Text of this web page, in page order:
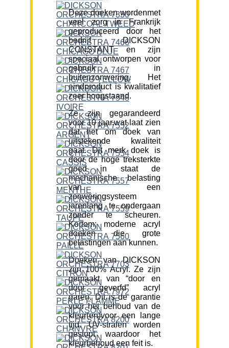
Deze doeken wordenmet
veel zorg in Frankrijk
geproduceerd door het
bedrijf DICKSON
CONSTANT en zijn
speciaal ontworpen voor
gebruik in
buitenzonwering. Het
eindproduct is kwalitatief
zeer hoogstaand.
Ze zijn gegarandeerd
voor 10 jaar,wat laat zien
dat het om doek van
uitstekende kwaliteit
gaat. Dit merk doek is
door de hoge treksterkte
goed in staat de
mechanische belasting
van een
zonweringsysteem
jarenlang te ondergaan
zonder te scheuren.
Kortom; moderne acryl
doeken die grote
belastingen aan kunnen.
Doeken van DICKSON
zijn 100% Acryl. Ze zijn
gemaakt van “door en
door geverfd” acryl
garen. Dit is de garantie
voor het behoud van de
kleur(en)voor een lange
tijd. UV-stralen worden
gestopt waardoor het
kleurbehoud een feit is.